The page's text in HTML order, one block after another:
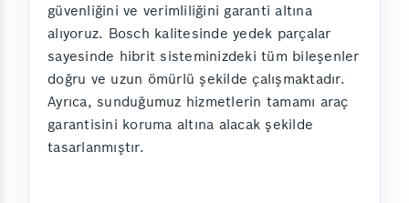
güvenliğini ve verimliliğini garanti altına
alıyoruz. Bosch kalitesinde yedek parçalar
sayesinde hibrit sisteminizdeki tüm bileşenler
doğru ve uzun ömürlü şekilde çalışmaktadır.
Ayrıca, sunduğumuz hizmetlerin tamamı araç
garantisini koruma altına alacak şekilde
tasarlanmıştır.